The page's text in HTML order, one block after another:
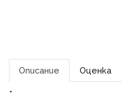
Описание Оценка
*